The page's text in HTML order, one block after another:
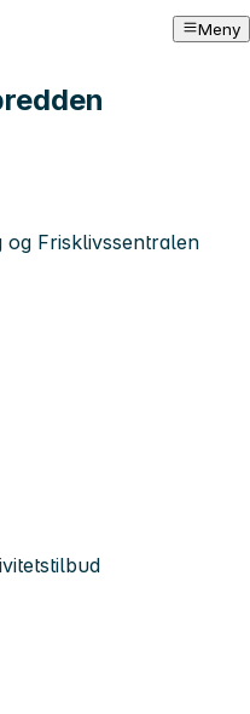
Meny
og Frisklivssentralen